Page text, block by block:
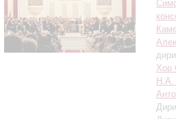
Хор
Н.А.